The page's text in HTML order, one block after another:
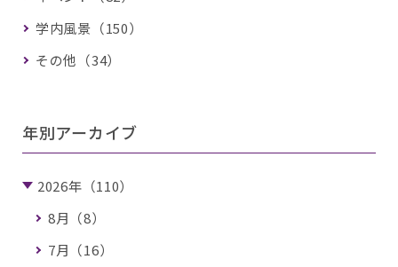
学内風景（150）
その他（34）
年別アーカイブ
2026年（110）
8月（8）
7月（16）